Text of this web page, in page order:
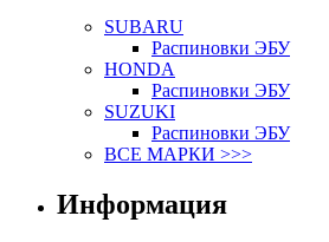
SUBARU
Распиновки ЭБУ
HONDA
Распиновки ЭБУ
SUZUKI
Распиновки ЭБУ
ВСЕ МАРКИ >>>
Информация